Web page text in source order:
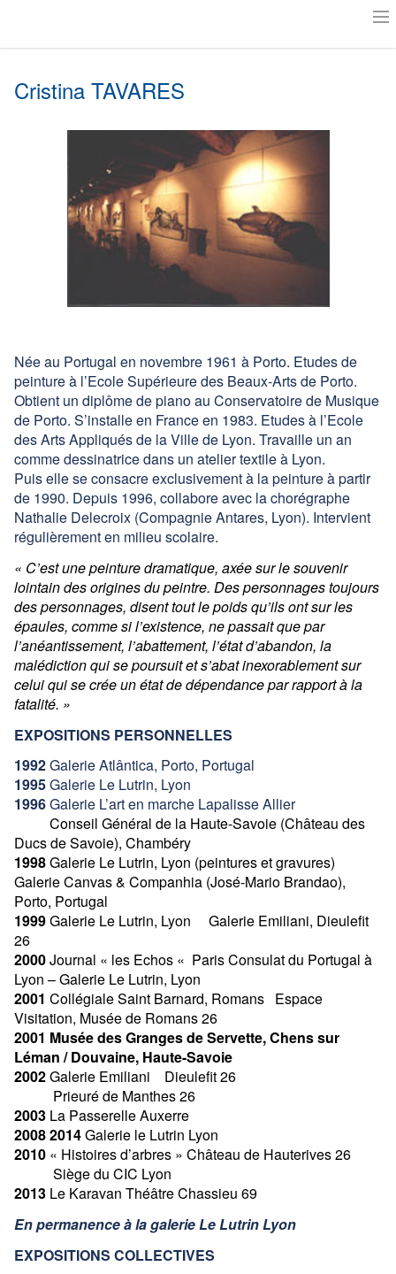
Accueil
Actualités
Notre histoire
L’Art au Musée
Exposer aux Granges ?
Plan
Contact
Facebook
Cristina TAVARES
Née au Portugal en novembre 1961 à Porto. Etudes de
peinture à l’Ecole Supérieure des Beaux-Arts de Porto.
Obtient un diplôme de piano au Conservatoire de Musique
de Porto. S’installe en France en 1983. Etudes à l’Ecole
des Arts Appliqués de la Ville de Lyon. Travaille un an
comme dessinatrice dans un atelier textile à Lyon.
Puis elle se consacre exclusivement à la peinture à partir
de 1990. Depuis 1996, collabore avec la chorégraphe
Nathalie Delecroix (Compagnie Antares, Lyon). Intervient
régulièrement en milieu scolaire.
« C’est une peinture dramatique, axée sur le souvenir
lointain des origines du peintre. Des personnages toujours
des personnages, disent tout le poids qu’ils ont sur les
épaules, comme si l’existence, ne passait que par
l’anéantissement, l’abattement, l’état d’abandon, la
malédiction qui se poursuit et s’abat inexorablement sur
celui qui se crée un état de dépendance par rapport à la
fatalité. »
EXPOSITIONS PERSONNELLES
1992Galerie Atlântica, Porto, Portugal
1995Galerie Le Lutrin, Lyon
1996Galerie L’art en marche Lapalisse Allier
Conseil Général de la Haute-Savoie (Château des
Ducs de Savoie), Chambéry
1998Galerie Le Lutrin, Lyon (peintures et gravures)
Galerie Canvas & Companhia (José-Mario Brandao),
Porto, Portugal
1999Galerie Le Lutrin, Lyon Galerie Emiliani, Dieulefit
26
2000Journal « les Echos « Paris Consulat du Portugal à
Lyon – Galerie Le Lutrin, Lyon
2001 Collégiale Saint Barnard, Romans Espace
Visitation, Musée de Romans 26
2001 Musée des Granges de Servette, Chens sur
Léman / Douvaine, Haute-Savoie
2002Galerie Emiliani Dieulefit 26
Prieuré de Manthes 26
2003 La Passerelle Auxerre
20082014Galerie le Lutrin Lyon
2010 « Histoires d’arbres » Château de Hauterives 26
Siège du CIC Lyon
2013 Le Karavan Théâtre Chassieu 69
En permanence à la galerie Le Lutrin Lyon
EXPOSITIONS COLLECTIVES